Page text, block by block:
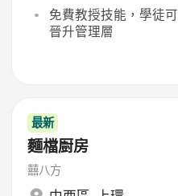
免費教授技能，學徒
晉升管理層
最新
麵檔㕑房
囍八方